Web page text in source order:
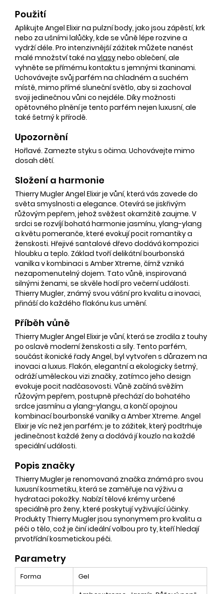
Použití
Aplikujte Angel Elixir na pulzní body, jako jsou zápěstí, krk
nebo za ušními lalůčky, kde se vůně lépe rozvine a
vydrží déle. Pro intenzivnější zážitek můžete nanést
malé množství také na vlasynebo oblečení, ale
vyhněte se přímému kontaktu s jemnými tkaninami.
Uchovávejte svůj parfém na chladném a suchém
místě, mimo přímé sluneční světlo, aby si zachoval
svoji jedinečnou vůni co nejdéle. Díky možnosti
opětovného plnění je tento parfém nejen luxusní, ale
také šetrný k přírodě.
Upozornění
Hořlavé. Zamezte styku s očima. Uchovávejte mimo
dosah dětí.
Složení a harmonie
Thierry Mugler Angel Elixir je vůní, která vás zavede do
světa smyslnosti a elegance. Otevírá se jiskřivým
růžovým pepřem, jehož svěžest okamžitě zaujme. V
srdci se rozvíjí bohatá harmonie jasmínu, ylang-ylang
a květu pomeranče, které evokují pocit romantiky a
ženskosti. Hřejivé santalové dřevo dodává kompozici
hloubku a teplo. Základ tvoří delikátní bourbonská
vanilka v kombinaci s Amber Xtreme, čímž vzniká
nezapomenutelný dojem. Tato vůně, inspirovaná
silnými ženami, se skvěle hodí pro večerní události.
Thierry Mugler, známý svou vášní pro kvalitu a inovaci,
přináší do každého flakónu kus umění.
Příběh vůně
Thierry Mugler Angel Elixir je vůní, která se zrodila z touhy
po oslavě moderní ženskosti a síly. Tento parfém,
součást ikonické řady Angel, byl vytvořen s důrazem na
inovaci a luxus. Flakón, elegantní a ekologicky šetrný,
odráží uměleckou vizi značky, zatímco jeho design
evokuje pocit nadčasovosti. Vůně začíná svěžím
růžovým pepřem, postupně přechází do bohatého
srdce jasmínu a ylang-ylangu, a končí opojnou
kombinací bourbonské vanilky a Amber Xtreme. Angel
Elixir je víc než jen parfém; je to zážitek, který podtrhuje
jedinečnost každé ženy a dodává jí kouzlo na každé
speciální události.
Popis značky
Thierry Mugler je renomovaná značka známá pro svou
luxusní kosmetiku, která se zaměřuje na výživu a
hydrataci pokožky. Nabízí tělové krémy určené
speciálně pro ženy, které poskytují vyživující účinky.
Produkty Thierry Mugler jsou synonymem pro kvalitu a
péči o tělo, což je činí ideální volbou pro ty, kteří hledají
prvotřídní kosmetickou péči.
Parametry
Forma
Gel